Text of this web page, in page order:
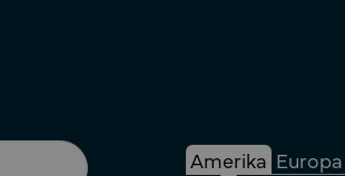
Amerika Europa